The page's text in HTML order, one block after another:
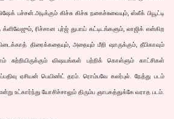
பச்சன்.அடிக்கும் கிச்சு கிச்சு நகைச்சுவையும், ஸ்லீக் பியூட்டி
ரிச்சான புர்ஜ் துபாய் கட்டிடங்களும், லாஜிக் என்கிற
திரைக்கதையும், அதையும் மீறி ஷாருக்கும், தீபிகாவும்
விஷயங்கள் பற்றிக் கொள்ளும் காட்சிகள்
ஏசியன் பெயிண்ட் தரம். ரொம்பவே கலர்புல். நேத்து படம்
உட்கார்ந்து யோசிச்சாலும் திரும்ப ஞாபகத்துக்கே வராத படம்.